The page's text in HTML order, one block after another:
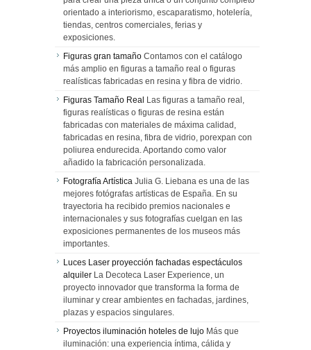
orientado a interiorismo, escaparatismo, hotelería,
tiendas, centros comerciales, ferias y
exposiciones.
Figuras gran tamaño Contamos con el catálogo
más amplio en figuras a tamaño real o figuras
realísticas fabricadas en resina y fibra de vidrio.
Figuras Tamaño Real Las figuras a tamaño real,
figuras realísticas o figuras de resina están
fabricadas con materiales de máxima calidad,
fabricadas en resina, fibra de vidrio, porexpan con
poliurea endurecida. Aportando como valor
añadido la fabricación personalizada.
Fotografía Artística Julia G. Liebana es una de las
mejores fotógrafas artísticas de España. En su
trayectoria ha recibido premios nacionales e
internacionales y sus fotografías cuelgan en las
exposiciones permanentes de los museos más
importantes.
Luces Laser proyección fachadas espectáculos
alquiler La Decoteca Laser Experience, un
proyecto innovador que transforma la forma de
iluminar y crear ambientes en fachadas, jardines,
plazas y espacios singulares.
Proyectos iluminación hoteles de lujo Más que
iluminación: una experiencia íntima, cálida y